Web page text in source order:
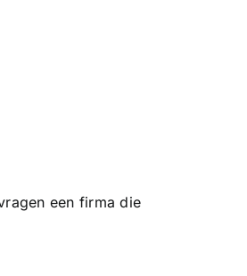
een firma die